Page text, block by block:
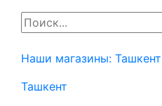
Наши магазины: Ташкент
Ташкент